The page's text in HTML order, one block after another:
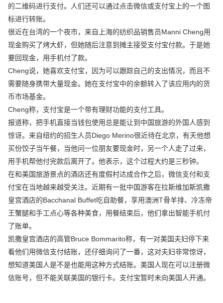
的二维码进行支付。人们还可以通过点击微信或支付宝上的一个图
标进行转账。
很近在台湾的一个夜市，来自上海的纺织品销售员Manni Cheng用
现金购买了烤大虾，但她随后注意到摊主接受支付宝付款。于是她
要回现金，用手机付了款。
Cheng说，她喜欢支付宝，因为可以跟踪自己的支出情况，而且不
需要随身携带大量现金。她在支付宝中的余额转入了该应用内的货
币市场基金。
Cheng称，支付宝是一个带有理财功能的支付工具。
报道称，把手机直接当钱包使用总是能让到中国旅游的外国人感到
惊讶。来自纽约的招生人员Diego Merino很近待在北京，有天他想
买份饺子当午餐，当他问一位朋友要现金时，另一个人走了过来，
用手机帮他付完款后离开了。他表示，这个过程大约是三秒钟。
在和美国旅游景点的酒店还有度假村达成合作之后，微信支付和支
付宝在当地越来越受关注。近期有一批中国游客在拉斯维加斯凯撒
皇宫酒店的Bacchanal Buffet吃自助餐，享用澳洲T骨羊排、冷冻帝
王蟹腿和手工点心等各种美食，用餐结束后，他们拿出智能手机付
了账单。
凯撒皇宫酒店的高管Bruce Bommarito称，有一对美国夫妇停下来
看他们用微信支付结账，还仔细询问了一番，这对夫妇非常惊讶，
想知道美国人是不是也能用这种方式结账。美国人现在可以注册微
信账号，但不能关联美国的银行卡。支付宝暂时未向美国人开通。